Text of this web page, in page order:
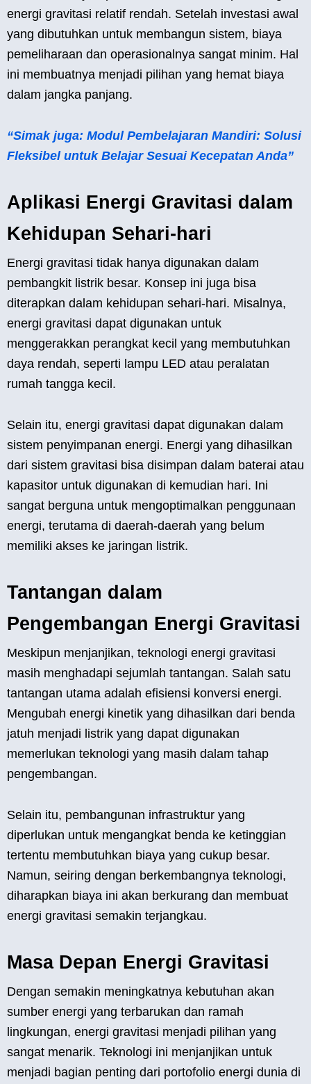
energi gravitasi relatif rendah. Setelah investasi awal
yang dibutuhkan untuk membangun sistem, biaya
pemeliharaan dan operasionalnya sangat minim. Hal
ini membuatnya menjadi pilihan yang hemat biaya
dalam jangka panjang.
“Simak juga: Modul Pembelajaran Mandiri: Solusi
Fleksibel untuk Belajar Sesuai Kecepatan Anda”
Aplikasi Energi Gravitasi dalam
Kehidupan Sehari-hari
Energi gravitasi tidak hanya digunakan dalam
pembangkit listrik besar. Konsep ini juga bisa
diterapkan dalam kehidupan sehari-hari. Misalnya,
energi gravitasi dapat digunakan untuk
menggerakkan perangkat kecil yang membutuhkan
daya rendah, seperti lampu LED atau peralatan
rumah tangga kecil.
Selain itu, energi gravitasi dapat digunakan dalam
sistem penyimpanan energi. Energi yang dihasilkan
dari sistem gravitasi bisa disimpan dalam baterai atau
kapasitor untuk digunakan di kemudian hari. Ini
sangat berguna untuk mengoptimalkan penggunaan
energi, terutama di daerah-daerah yang belum
memiliki akses ke jaringan listrik.
Tantangan dalam
Pengembangan Energi Gravitasi
Meskipun menjanjikan, teknologi energi gravitasi
masih menghadapi sejumlah tantangan. Salah satu
tantangan utama adalah efisiensi konversi energi.
Mengubah energi kinetik yang dihasilkan dari benda
jatuh menjadi listrik yang dapat digunakan
memerlukan teknologi yang masih dalam tahap
pengembangan.
Selain itu, pembangunan infrastruktur yang
diperlukan untuk mengangkat benda ke ketinggian
tertentu membutuhkan biaya yang cukup besar.
Namun, seiring dengan berkembangnya teknologi,
diharapkan biaya ini akan berkurang dan membuat
energi gravitasi semakin terjangkau.
Masa Depan Energi Gravitasi
Dengan semakin meningkatnya kebutuhan akan
sumber energi yang terbarukan dan ramah
lingkungan, energi gravitasi menjadi pilihan yang
sangat menarik. Teknologi ini menjanjikan untuk
menjadi bagian penting dari portofolio energi dunia di